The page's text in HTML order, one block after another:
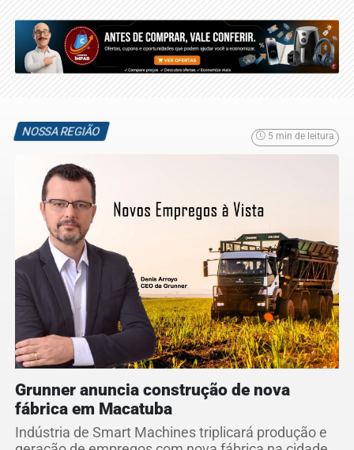
NOSSA REGIÃO 5 min de leitura
Grunner anuncia construção de nova
fábrica em Macatuba
Indústria de Smart Machines triplicará produção e